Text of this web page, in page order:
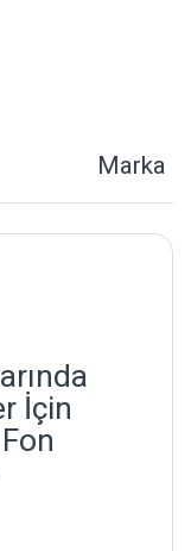
Marka
İçin